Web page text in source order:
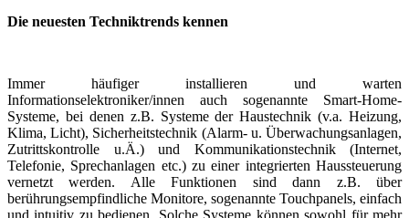
Die neuesten Techniktrends kennen
Immer häufiger installieren und warten
Informationselektroniker/innen auch sogenannte Smart-Home-
Systeme, bei denen z.B. Systeme der Haustechnik (v.a. Heizung,
Klima, Licht), Sicherheitstechnik (Alarm- u. Überwachungsanlagen,
Zutrittskontrolle u.Ä.) und Kommunikationstechnik (Internet,
Telefonie, Sprechanlagen etc.) zu einer integrierten Haussteuerung
vernetzt werden. Alle Funktionen sind dann z.B. über
berührungsempfindliche Monitore, sogenannte Touchpanels, einfach